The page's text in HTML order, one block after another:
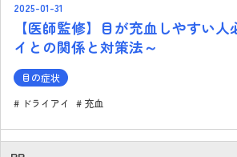
2025-01-31
【医師監修】目が充血しやすい
イとの関係と対策法～
目の症状
ドライアイ
充血